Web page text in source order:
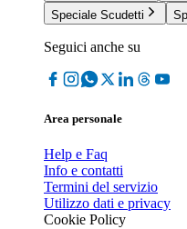
Speciale Scudetti
Seguici anche su
Area personale
Help e Faq
Info e contatti
Termini del servizio
Utilizzo dati e privacy
Cookie Policy